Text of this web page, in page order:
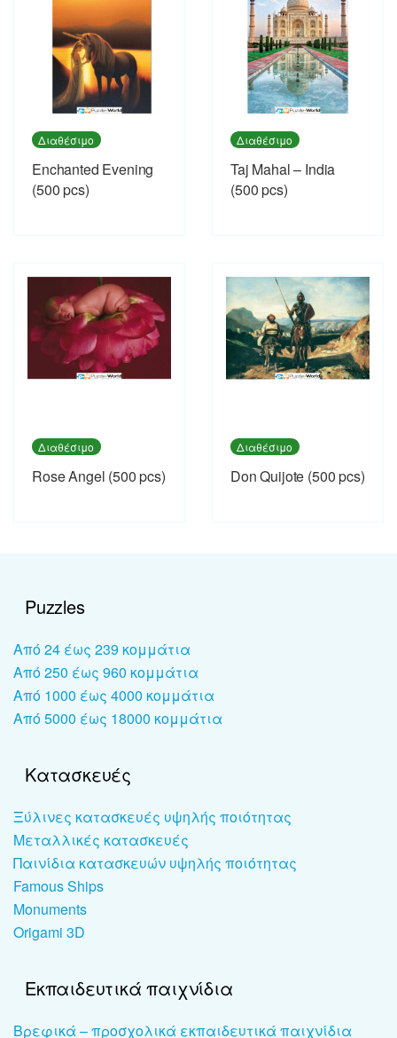
Διαθέσιμο
Enchanted Evening
(500 pcs)
Διαθέσιμο
Taj Mahal – India
(500 pcs)
Διαθέσιμο
Rose Angel (500 pcs)
Διαθέσιμο
Don Quijote (500 pcs)
Puzzles
Από 24 έως 239 κομμάτια
Από 250 έως 960 κομμάτια
Από 1000 έως 4000 κομμάτια
Από 5000 έως 18000 κομμάτια
Κατασκευές
Ξύλινες κατασκευές υψηλής ποιότητας
Μεταλλικές κατασκευές
Παινίδια κατασκευών υψηλής ποιότητας
Famous Ships
Monuments
Origami 3D
Εκπαιδευτικά παιχνίδια
Βρεφικά – προσχολικά εκπαιδευτικά παιχνίδια